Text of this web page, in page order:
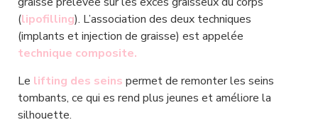
(lipofilling). L’association des deux techniques
technique composite.
Le lifting des seins permet de remonter les seins
tombants, ce qui es rend plus jeunes et améliore la
silhouette.